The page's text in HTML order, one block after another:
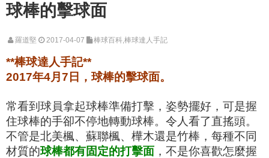
球棒的擊球面
羅道堅 2017-04-07 棒球百科,棒球達人手記
**棒球達人手記**
2017年4月7日，球棒的擊球面。
常看到球員拿起球棒準備打擊，姿勢擺好，可是握
住球棒的手卻不停地轉動球棒。令人看了直搖頭。
不管是北美楓、蘇聯楓、樺木還是竹棒，每種不同
材質的球棒都有固定的打擊面 ，不是你喜歡怎麼握